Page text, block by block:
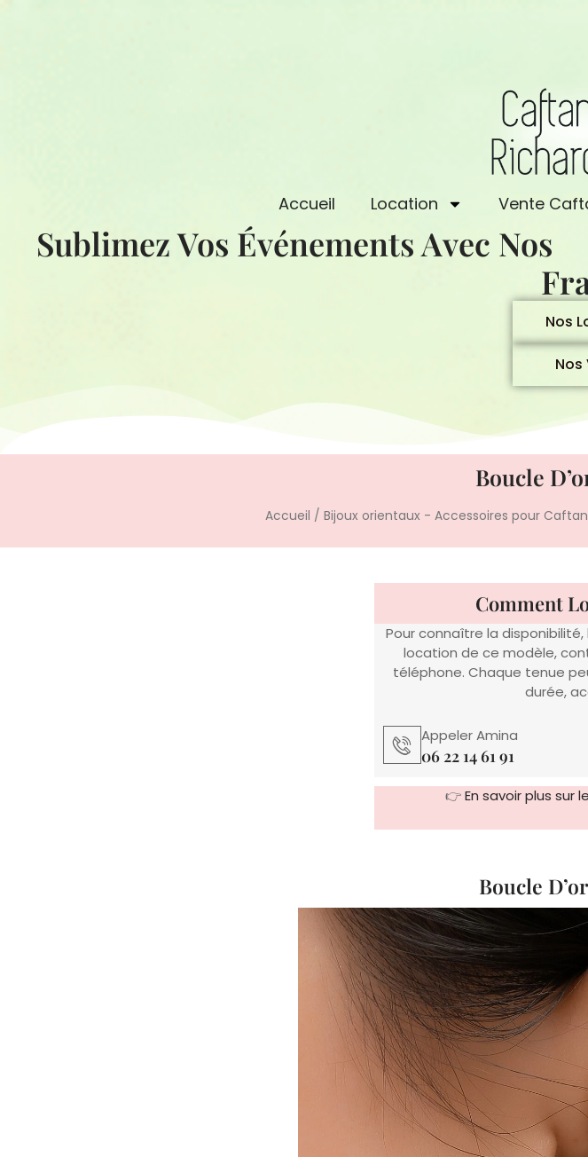
Accueil Location Vente
Sublimez Vos Événements Avec Nos
Nos
Nos
Boucle
Bijoux orientaux - Accessoires pour
Pour connaître la
location de ce modèle,
téléphone. Chaque tenue
durée,
👉En savoir plus sur